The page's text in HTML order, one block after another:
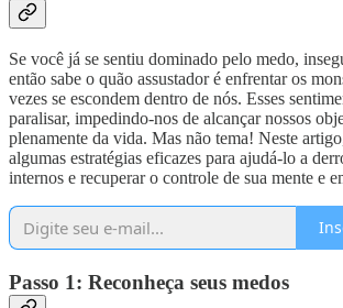
Se você já se sentiu dominado pelo medo,
então sabe o quão assustador é enfrentar os
vezes se escondem dentro de nós. Esses
paralisar, impedindo-nos de alcançar nossos
plenamente da vida. Mas não tema! Neste
algumas estratégias eficazes para ajudá-lo a
internos e recuperar o controle de sua mente e
Passo 1: Reconheça seus medos